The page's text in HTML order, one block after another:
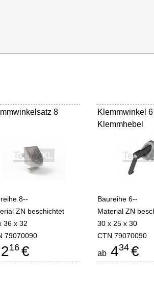
8
8--
ZN beschichtet
36 x 32
79070090
216 €
Klemmwinkel
Klemmhebel
Baureihe 6--
Material ZN
30 x 25 x 30
CTN 79070090
ab 434 €